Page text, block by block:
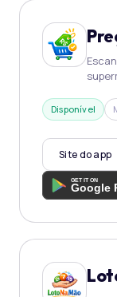
Disponível
Site do app